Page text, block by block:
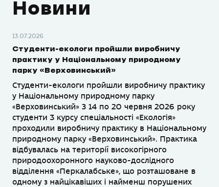
Новини
13.07.2026
Студенти-екологи пройшли виробничу
практику у Національному природному
парку «Верховинський»
Студенти-екологи пройшли виробничу практику
у Національному природному парку
«Верховинський» З 14 по 20 червня 2026 року
студенти 3 курсу спеціальності «Екологія»
проходили виробничу практику в Національному
природному парку «Верховинський». Практика
відбувалась на території високогірного
природоохоронного науково-дослідного
відділення «Перкалабське», що розташоване в
одному з найцікавіших і найменш порушених